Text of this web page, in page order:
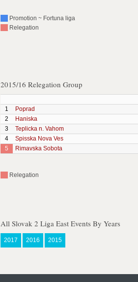
Promotion ~ Fortuna liga
Relegation
2015/16 Relegation Group
1
Poprad
2
Haniska
3
Teplicka n. Vahom
4
Spisska Nova Ves
5
Rimavska Sobota
Relegation
All Slovak 2 Liga East Events By Years
2017 2016 2015